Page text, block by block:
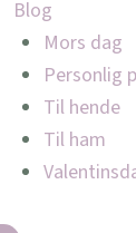
Blog
Mors dag
Personlig
Til hende
Til ham